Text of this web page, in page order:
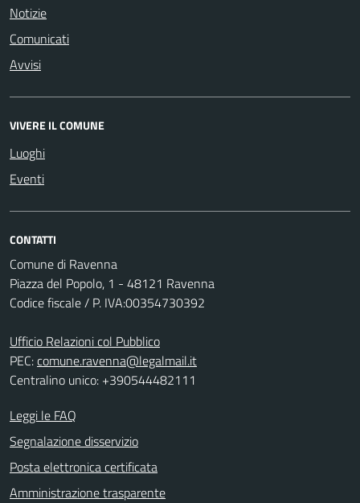
Notizie
Comunicati
Avvisi
VIVERE IL COMUNE
Luoghi
Eventi
CONTATTI
Comune di Ravenna
Piazza del Popolo, 1 - 48121 Ravenna
Codice fiscale / P. IVA:00354730392
Ufficio Relazioni col Pubblico
PEC:comune.ravenna@legalmail.it
Centralino unico: +390544482111
Leggi le FAQ
Segnalazione disservizio
Posta elettronica certificata
Amministrazione trasparente